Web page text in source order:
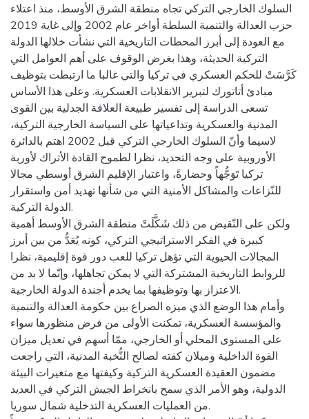
السلوك الخارجي التركي تجاه منطقة الشرق الأوسط، منذ اعتلاء
حزب العدالة والتنمية السلطة أواخر عام 2002 وإلى غاية 2019
مع العودة إلى أبرز المحطات التاريخية التي نشأت خلالها الدولة
التركية الحديثة، وهذا بغرض الوقوف على أهم العوامل التي
كَرَّسَتْ للحكم العسكري في تركيا والتي غالبا ما ارتبطت بتوظيف
مبادئ أتاتورك لتبرير الانقلابات العسكرية. وعلى هذا الأساس
تسعى الدراسة إلى تفسير طبيعة العلاقة الجدلية بين القوى
المدنية والعسكرية وتداعياتها على السياسة الخارجية التركية،
لاسيما وأنّ السلوك الخارجي التركي قبل 2002 اهتم بالدائرة
الأوروبية على وجه التحديد، نظرا لطموح القادة الأتراك لأوربة
تركيا تَوَجُّهاً وحضارةً، واعتبار الإقليم الشرق أوسطي مجالا
للنّزاعات والمشاكل الأمنية التي من شأنها تهديد أمن واستقرار
الدولة التركية.
ولكن على النّقيض من ذلك شَكَّلَتْ منطقة الشرق الأوسط أهمية
كبيرة في الفكر الاستراتيجي التركي، كونه يُعَدُّ من بين أبرز
المجالات الحيوية التي تؤهل تركيا للعب دور قوة إقليمية، نظرا
للروابط التاريخية المشتركة التي لا يمكن تجاهلها، وإنّما لا بد من
الاعتزاز بها وتوظيفها بما يخدم أجندة الدولة الخارجية.
وأمام هذا الوضع الذي ميزه الصراع بين حكومة العدالة والتنمية
والمؤسسة العسكرية، تمكنت الأولى من فرض منظورها سواء
على المستوى المحلي أو الخارجي، ممّا أسهم في تعديل ميزان
القوة الداخلية وميلان كفته لصالح النُّخبة المدنية، التي راجعت
مضمون العقيدة العسكرية التركية وكيفتها مع متغيرات البيئة
الدولية، وهو الأمر الذي سمح بانخراط الجيش التركي في العديد
من العمليات العسكرية التدخلية شمال سوريا.